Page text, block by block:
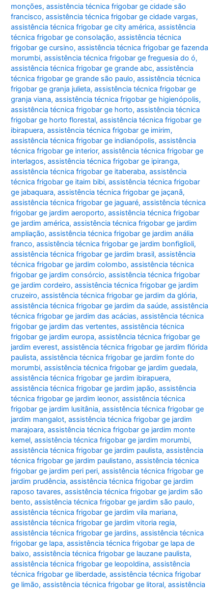
monções,assistência técnica frigobar ge cidade são
francisco,assistência técnica frigobar ge cidade vargas,
assistência técnica frigobar ge city américa,assistência
técnica frigobar ge consolação,assistência técnica
frigobar ge cursino,assistência técnica frigobar ge fazenda
morumbi,assistência técnica frigobar ge freguesia do ó,
assistência técnica frigobar ge grande abc,assistência
técnica frigobar ge grande são paulo,assistência técnica
frigobar ge granja julieta,assistência técnica frigobar ge
granja viana,assistência técnica frigobar ge higienópolis,
assistência técnica frigobar ge horto,assistência técnica
frigobar ge horto florestal,assistência técnica frigobar ge
ibirapuera,assistência técnica frigobar ge imirim,
assistência técnica frigobar ge indianópolis,assistência
técnica frigobar ge interior,assistência técnica frigobar ge
interlagos,assistência técnica frigobar ge ipiranga,
assistência técnica frigobar ge itaberaba,assistência
técnica frigobar ge itaim bibi,assistência técnica frigobar
ge jabaquara,assistência técnica frigobar ge jaçanã,
assistência técnica frigobar ge jaguaré,assistência técnica
frigobar ge jardim aeroporto,assistência técnica frigobar
ge jardim américa,assistência técnica frigobar ge jardim
ampliação,assistência técnica frigobar ge jardim anália
franco,assistência técnica frigobar ge jardim bonfiglioli,
assistência técnica frigobar ge jardim brasil,assistência
técnica frigobar ge jardim colombo,assistência técnica
frigobar ge jardim consórcio,assistência técnica frigobar
ge jardim cordeiro,assistência técnica frigobar ge jardim
cruzeiro,assistência técnica frigobar ge jardim da glória,
assistência técnica frigobar ge jardim da saúde,assistência
técnica frigobar ge jardim das acácias,assistência técnica
frigobar ge jardim das vertentes,assistência técnica
frigobar ge jardim europa,assistência técnica frigobar ge
jardim everest,assistência técnica frigobar ge jardim flórida
paulista,assistência técnica frigobar ge jardim fonte do
morumbi,assistência técnica frigobar ge jardim guedala,
assistência técnica frigobar ge jardim ibirapuera,
assistência técnica frigobar ge jardim japão,assistência
técnica frigobar ge jardim leonor,assistência técnica
frigobar ge jardim lusitânia,assistência técnica frigobar ge
jardim mangalot,assistência técnica frigobar ge jardim
marajoara,assistência técnica frigobar ge jardim monte
kemel,assistência técnica frigobar ge jardim morumbi,
assistência técnica frigobar ge jardim paulista,assistência
técnica frigobar ge jardim paulistano,assistência técnica
frigobar ge jardim peri peri,assistência técnica frigobar ge
jardim prudência,assistência técnica frigobar ge jardim
raposo tavares,assistência técnica frigobar ge jardim são
bento,assistência técnica frigobar ge jardim são paulo,
assistência técnica frigobar ge jardim vila mariana,
assistência técnica frigobar ge jardim vitoria regia,
assistência técnica frigobar ge jardins,assistência técnica
frigobar ge lapa,assistência técnica frigobar ge lapa de
baixo,assistência técnica frigobar ge lauzane paulista,
assistência técnica frigobar ge leopoldina,assistência
técnica frigobar ge liberdade,assistência técnica frigobar
ge limão,assistência técnica frigobar ge litoral,assistência